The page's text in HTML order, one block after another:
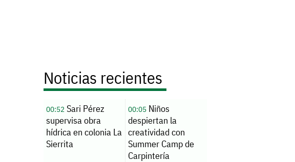
Noticias recientes
00:52 Sari Pérez
supervisa obra
hídrica en colonia La
Sierrita
00:05Niños
despiertan la
creatividad con
Summer Camp de
Carpintería